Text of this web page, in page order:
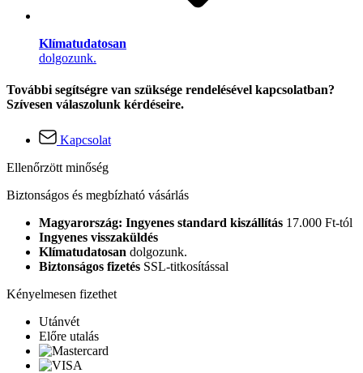
Klímatudatosan
dolgozunk.
További segítségre van szüksége rendelésével kapcsolatban?
Szívesen válaszolunk kérdéseire.
Kapcsolat
Ellenőrzött minőség
Biztonságos és megbízható vásárlás
Magyarország: Ingyenes standard kiszállítás 17.000 Ft-tól
Ingyenes visszaküldés
Klímatudatosan dolgozunk.
Biztonságos fizetés SSL-titkosítással
Kényelmesen fizethet
Utánvét
Előre utalás